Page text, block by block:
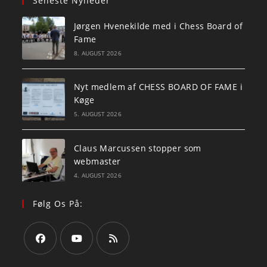
Jørgen Hvenekilde med i Chess Board of
Fame
8. AUGUST 2026
Nyt medlem af CHESS BOARD OF FAME i
Køge
5. AUGUST 2026
Claus Marcussen stopper som
webmaster
4. AUGUST 2026
Følg Os På: